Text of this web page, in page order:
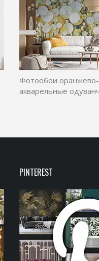
Фотообои
акварельные
PINTEREST